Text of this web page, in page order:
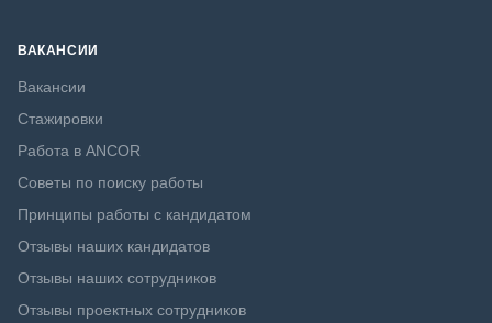
ВАКАНСИИ
Вакансии
Стажировки
Работа в ANCOR
Советы по поиску работы
Принципы работы с кандидатом
Отзывы наших кандидатов
Отзывы наших сотрудников
Отзывы проектных сотрудников